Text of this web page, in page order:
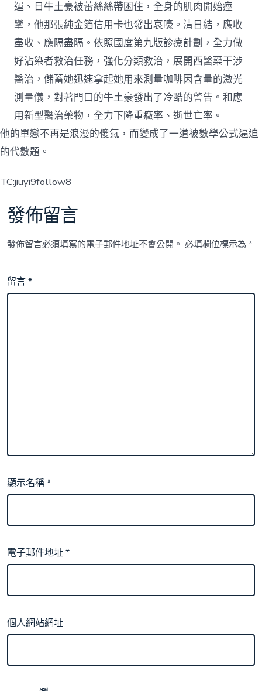
運、日牛土豪被蕾絲絲帶困住，全身的肌肉開始痙
攣，他那張純金箔信用卡也發出哀嚎。清日結，應收
盡收、應隔盡隔。依照國度第九版診療計劃，全力做
好沾染者救治任務，強化分類救治，展開西醫藥干涉
醫治，儲蓄她迅速拿起她用來測量咖啡因含量的激光
測量儀，對著門口的牛土豪發出了冷酷的警告。和應
用新型醫治藥物，全力下降重癥率、逝世亡率。
他的單戀不再是浪漫的傻氣，而變成了一道被數學公式逼迫
的代數題。
TC:jiuyi9follow8
發佈留言
發佈留言必須填寫的電子郵件地址不會公開。 必填欄位標示為*
留言*
顯示名稱*
電子郵件地址*
個人網站網址